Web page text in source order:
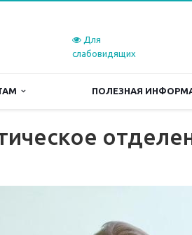
Для
слабовидящих
ПОЛЕЗНАЯ